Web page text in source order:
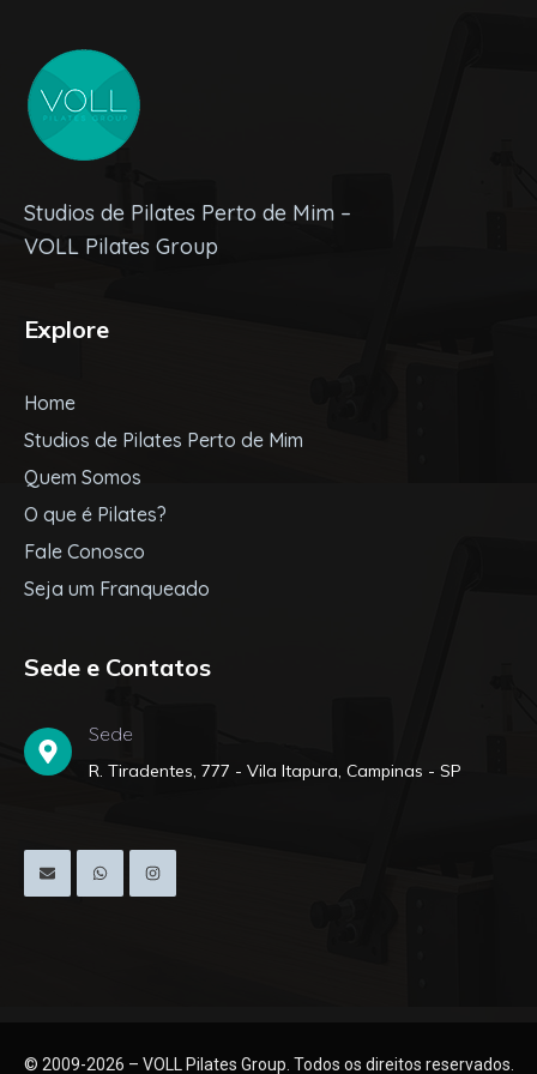
Studios de Pilates Perto de Mim –
VOLL Pilates Group
Explore
Home
Studios de Pilates Perto de Mim
Quem Somos
O que é Pilates?
Fale Conosco
Seja um Franqueado
Sede e Contatos
Sede
R. Tiradentes, 777 - Vila Itapura, Campinas - SP
© 2009-2026 – VOLL Pilates Group. Todos os direitos reservados.